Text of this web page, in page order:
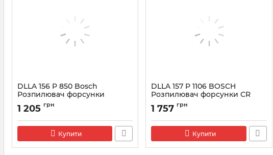
DLLA 156 P 850 Bosсh
Розпилювач форсунки
0433171578
Артикул:
1 205 грн
Купити
DLLA 157 P 1106 BOSCH
Розпилювач форсунки CR
0433171717
Артикул:
1 757 грн
Купити